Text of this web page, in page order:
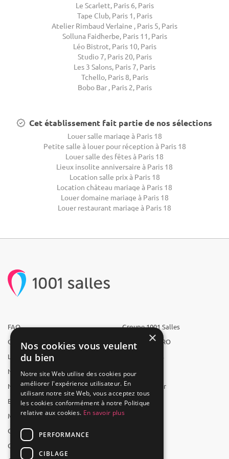
Le Scarlett, Paris 6, Paris
Tape Club, Paris 1, Paris
Atelier Rimbaud Verlaine , Paris 5, Paris
Solluna Faidherbe, Paris 11, Paris
Léo Bistrot, Paris 10, Paris
Studio 7, Paris 20, Paris
Les 3 Salons, Paris 7, Paris
Tchello, Paris 8, Paris
Bobo Bar , Paris 2, Paris
Cet établissement fait partie de nos sélections
Louer salle mariage à Paris 18
Petite salle à louer pour réception à Paris 18
Louer salle des fêtes à Paris 18
Lieux insolite anniversaire à Paris 18
Location salle prix à Paris 18
Location château mariage à Paris 18
Louer domaine mariage à Paris 18
Louer restaurant mariage à Paris 18
FAQ
Qui sommes-nous ?
L'équipe
Nous recrutons
Nos partenaires
Espace presse
Mentions légales
CGV
CGU
Groupe 1001 Salles
1001 Salles PRO
1001 Traiteurs
1001 Artistes
Reserverunbar
MP2
×
Nos cookies vous veulent
du bien
Notre site Web utilise des cookies pour
améliorer l'expérience utilisateur. En
utilisant notre site Web, vous acceptez tous
les cookies conformément à notre Politique
relative aux cookies. En savoir plus
PERFORMANCE
CIBLAGE